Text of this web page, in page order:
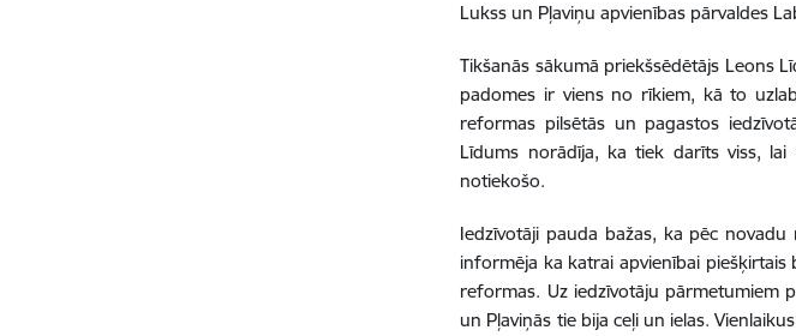
Lukss un Pļaviņu apvienības pārvaldes
Tikšanās sākumā priekšsēdētājs Leons
padomes ir viens no rīkiem, kā to
reformas pilsētās un pagastos
Līdums norādīja, ka tiek darīts viss,
notiekošo.
Iedzīvotāji pauda bažas, ka pēc
informēja ka katrai apvienībai
reformas. Uz iedzīvotāju pārmetumiem
un Pļaviņās tie bija ceļi un ielas.